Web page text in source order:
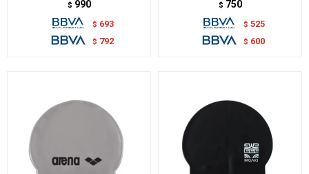
$ 990
$ 693
$ 792
$ 750
$ 525
$ 600